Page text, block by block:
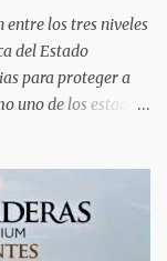
los tres niveles
del Estado
para proteger a
uno de los estados
seguridad,
transporte de
de las